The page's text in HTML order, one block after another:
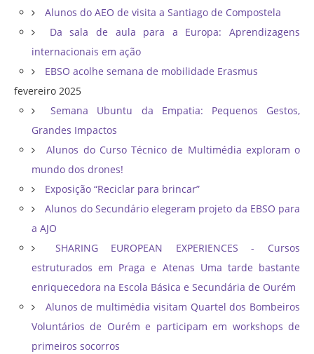
Alunos do AEO de visita a Santiago de Compostela
Da sala de aula para a Europa: Aprendizagens
internacionais em ação
EBSO acolhe semana de mobilidade Erasmus
fevereiro 2025
Semana Ubuntu da Empatia: Pequenos Gestos,
Grandes Impactos
Alunos do Curso Técnico de Multimédia exploram o
mundo dos drones!
Exposição “Reciclar para brincar”
Alunos do Secundário elegeram projeto da EBSO para
a AJO
SHARING EUROPEAN EXPERIENCES - Cursos
estruturados em Praga e Atenas Uma tarde bastante
enriquecedora na Escola Básica e Secundária de Ourém
Alunos de multimédia visitam Quartel dos Bombeiros
Voluntários de Ourém e participam em workshops de
primeiros socorros